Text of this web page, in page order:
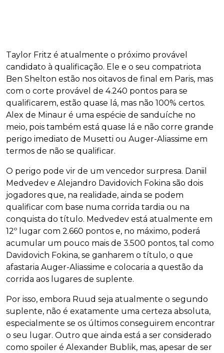
Taylor Fritz é atualmente o próximo provável
candidato à qualificação. Ele e o seu compatriota
Ben Shelton estão nos oitavos de final em Paris, mas
com o corte provável de 4.240 pontos para se
qualificarem, estão quase lá, mas não 100% certos.
Alex de Minaur é uma espécie de sanduíche no
meio, pois também está quase lá e não corre grande
perigo imediato de Musetti ou Auger-Aliassime em
termos de não se qualificar.
O perigo pode vir de um vencedor surpresa. Daniil
Medvedev e Alejandro Davidovich Fokina são dois
jogadores que, na realidade, ainda se podem
qualificar com base numa corrida tardia ou na
conquista do título. Medvedev está atualmente em
12º lugar com 2.660 pontos e, no máximo, poderá
acumular um pouco mais de 3.500 pontos, tal como
Davidovich Fokina, se ganharem o título, o que
afastaria Auger-Aliassime e colocaria a questão da
corrida aos lugares de suplente.
Por isso, embora Ruud seja atualmente o segundo
suplente, não é exatamente uma certeza absoluta,
especialmente se os últimos conseguirem encontrar
o seu lugar. Outro que ainda está a ser considerado
como spoiler é Alexander Bublik, mas, apesar de ser